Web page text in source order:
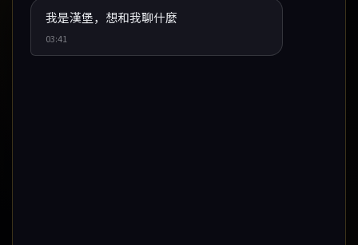
我是漢堡，想和我聊什麼
03:41